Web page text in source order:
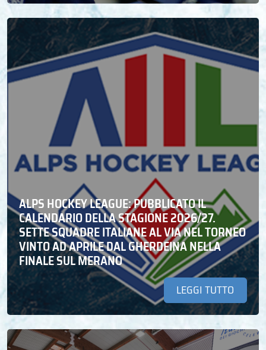
ALPS HOCKEY LEAGUE: PUBBLICATO IL
CALENDARIO DELLA STAGIONE 2026/27.
SETTE SQUADRE ITALIANE AL VIA NEL TORNEO
VINTO AD APRILE DAL GHERDEINA NELLA
FINALE SUL MERANO
LEGGI TUTTO